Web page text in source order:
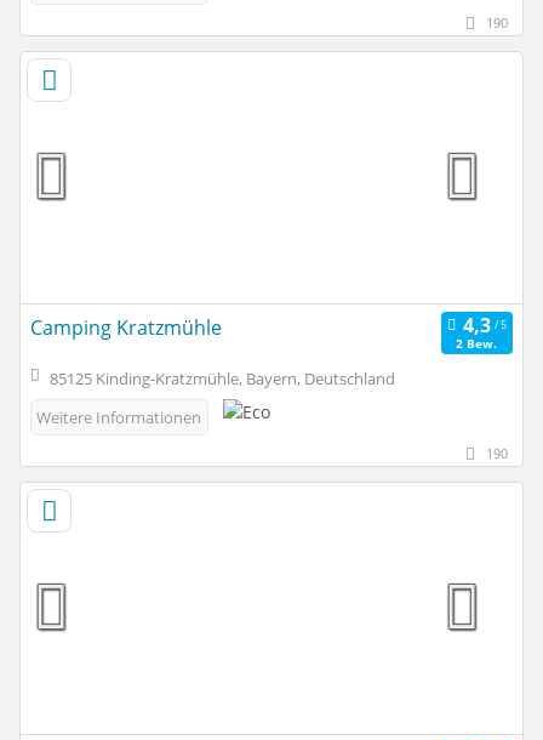
190
Camping Kratzmühle
2 Bew.
85125 Kinding-Kratzmühle, Bayern, Deutschland
Weitere Informationen
190